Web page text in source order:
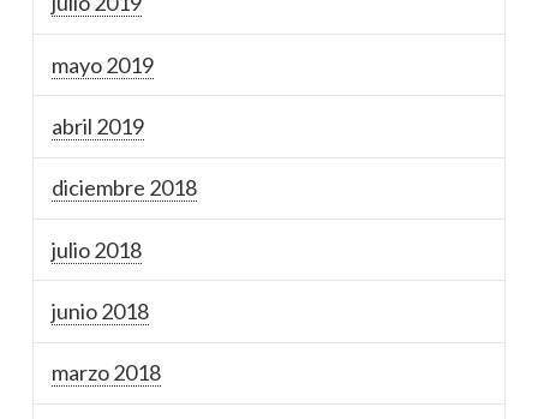
mayo 2019
abril 2019
diciembre 2018
julio 2018
junio 2018
marzo 2018